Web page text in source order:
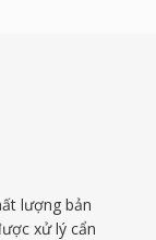
lượng bản
xử lý cẩn